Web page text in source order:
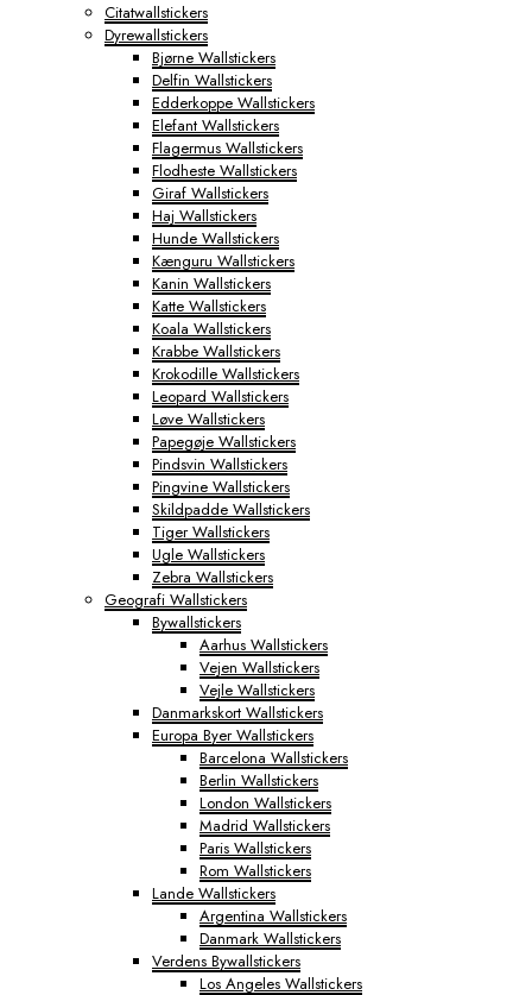
Citatwallstickers
Dyrewallstickers
Bjørne Wallstickers
Delfin Wallstickers
Edderkoppe Wallstickers
Elefant Wallstickers
Flagermus Wallstickers
Flodheste Wallstickers
Giraf Wallstickers
Haj Wallstickers
Hunde Wallstickers
Kænguru Wallstickers
Kanin Wallstickers
Katte Wallstickers
Koala Wallstickers
Krabbe Wallstickers
Krokodille Wallstickers
Leopard Wallstickers
Løve Wallstickers
Papegøje Wallstickers
Pindsvin Wallstickers
Pingvine Wallstickers
Skildpadde Wallstickers
Tiger Wallstickers
Ugle Wallstickers
Zebra Wallstickers
Geografi Wallstickers
Bywallstickers
Aarhus Wallstickers
Vejen Wallstickers
Vejle Wallstickers
Danmarkskort Wallstickers
Europa Byer Wallstickers
Barcelona Wallstickers
Berlin Wallstickers
London Wallstickers
Madrid Wallstickers
Paris Wallstickers
Rom Wallstickers
Lande Wallstickers
Argentina Wallstickers
Danmark Wallstickers
Verdens Bywallstickers
Los Angeles Wallstickers